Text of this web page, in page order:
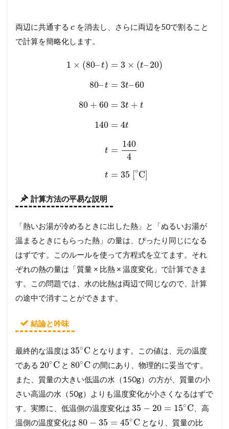
両辺に共通する c を消去し、さらに両辺を50で割ること
で計算を簡略化します。
1 × (80–t)
80–t
80 + 60
140
t
t
= 3 × (t–20)
= 3t–60
= 3t + t
= 4t
=
140
4
= 35 [∘C]
計算方法の平易な説明
「熱いお湯が冷めるときに出した熱」と「ぬるいお湯が
温まるときにもらった熱」の量は、ぴったり同じになる
はずです。このルールを使って方程式を立てます。それ
ぞれの熱の量は「質量 × 比熱 × 温度変化」で計算できま
す。この問題では、水の比熱は両辺で同じなので、計算
の途中で消すことができます。
結論と吟味
最終的な温度は 35∘ C となります。この値は、元の温度
である 20∘ C と80∘ C の間にあり、物理的に妥当です。
また、質量の大きい低温の水（150g）の方が、質量の小
さい高温の水（50g）よりも温度変化が小さくなるはずで
す。実際に、低温側の温度変化は 35 − 20 = 15∘ C 、高
温側の温度変化は 80 − 35 = 45∘ C となり、質量の比